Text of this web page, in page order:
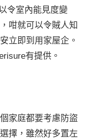
令室內能見度變
咁就可以令賊人知
立即到用家屋企。
有提供。
家庭都要考慮防盜
擇，雖然好多置左